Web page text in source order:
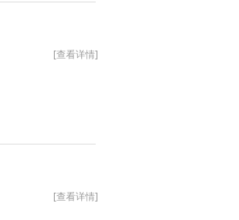
[查看详情]
[查看详情]